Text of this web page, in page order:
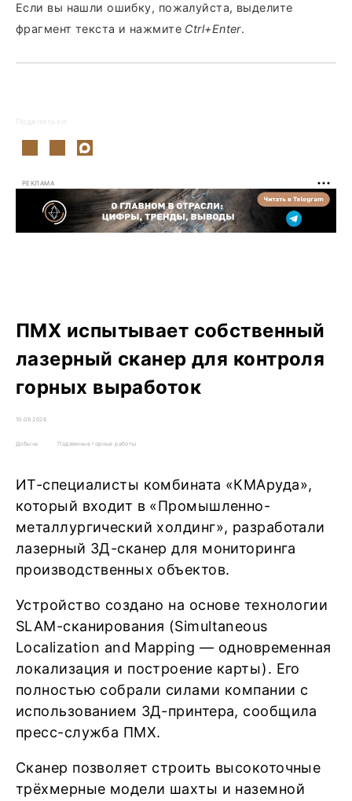
Если вы нашли ошибку, пожалуйста, выделите
фрагмент текста и нажмите Ctrl+Enter.
Поделиться:
РЕКЛАМА
ПМХ испытывает собственный
лазерный сканер для контроля
горных выработок
10.08.2026
Добыча Подземные горные работы
ИТ-специалисты комбината «КМАруда»,
который входит в «Промышленно-
металлургический холдинг», разработали
лазерный 3Д-сканер для мониторинга
производственных объектов.
Устройство создано на основе технологии
SLAM-сканирования (Simultaneous
Localization and Mapping — одновременная
локализация и построение карты). Его
полностью собрали силами компании с
использованием 3Д-принтера, сообщила
пресс-служба ПМХ.
Сканер позволяет строить высокоточные
трёхмерные модели шахты и наземной